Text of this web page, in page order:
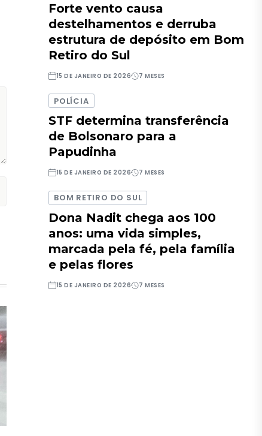
Forte vento causa
destelhamentos e derruba
estrutura de depósito em Bom
Retiro do Sul
15 DE JANEIRO DE 2026 7 MESES
POLÍCIA
STF determina transferência
de Bolsonaro para a
Papudinha
15 DE JANEIRO DE 2026 7 MESES
BOM RETIRO DO SUL
Dona Nadit chega aos 100
anos: uma vida simples,
marcada pela fé, pela família
e pelas flores
15 DE JANEIRO DE 2026 7 MESES